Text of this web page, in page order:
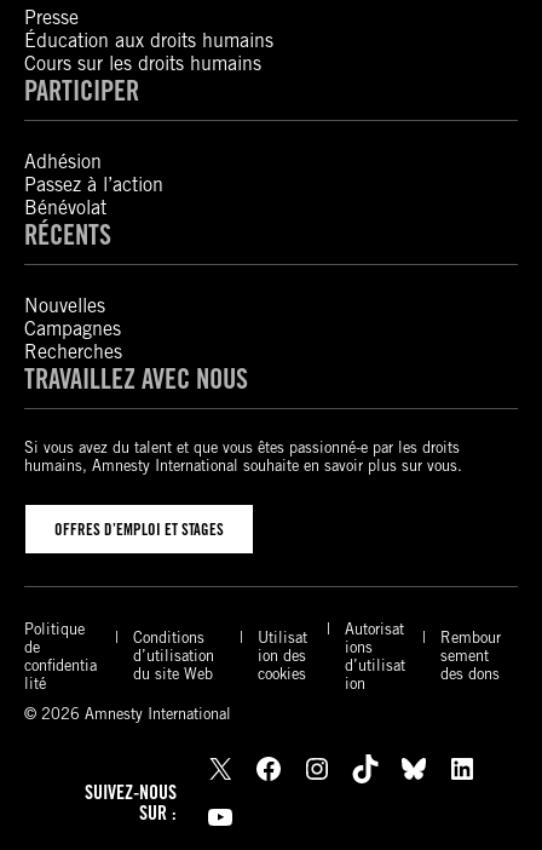
Presse
Éducation aux droits humains
Cours sur les droits humains
PARTICIPER
Adhésion
Passez à l’action
Bénévolat
RÉCENTS
Nouvelles
Campagnes
Recherches
TRAVAILLEZ AVEC NOUS
Si vous avez du talent et que vous êtes passionné-e par les droits
humains, Amnesty International souhaite en savoir plus sur vous.
OFFRES D’EMPLOI ET STAGES
Politique
de
confidentia
lité
Conditions
d’utilisation
du site Web
Utilisat
ion des
cookies
Autorisat
ions
d’utilisat
ion
Rembour
sement
des dons
© 2026 Amnesty International
SUIVEZ-NOUS
SUR :
X Facebook Instagram TikTok Bluesky
LinkedIn
YouTube